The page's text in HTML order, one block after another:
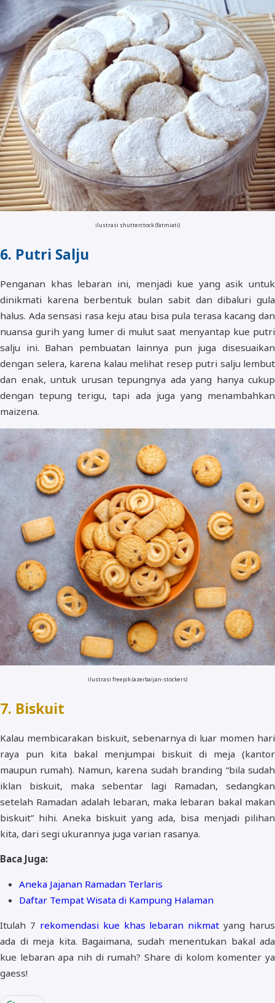
ilustrasi shutterctock (fatmiati)
6. Putri Salju
Penganan khas lebaran ini, menjadi kue yang asik untuk
dinikmati karena berbentuk bulan sabit dan dibaluri gula
halus. Ada sensasi rasa keju atau bisa pula terasa kacang dan
nuansa gurih yang lumer di mulut saat menyantap kue putri
salju ini. Bahan pembuatan lainnya pun juga disesuaikan
dengan selera, karena kalau melihat resep putri salju lembut
dan enak, untuk urusan tepungnya ada yang hanya cukup
dengan tepung terigu, tapi ada juga yang menambahkan
maizena.
ilustrasi freepik (azerbaijan-stockers)
7. Biskuit
Kalau membicarakan biskuit, sebenarnya di luar momen hari
raya pun kita bakal menjumpai biskuit di meja (kantor
maupun rumah). Namun, karena sudah branding “bila sudah
iklan biskuit, maka sebentar lagi Ramadan, sedangkan
setelah Ramadan adalah lebaran, maka lebaran bakal makan
biskuit” hihi. Aneka biskuit yang ada, bisa menjadi pilihan
kita, dari segi ukurannya juga varian rasanya.
Baca Juga:
Aneka Jajanan Ramadan Terlaris
Daftar Tempat Wisata di Kampung Halaman
Itulah 7 rekomendasi kue khas lebaran nikmat yang harus
ada di meja kita. Bagaimana, sudah menentukan bakal ada
kue lebaran apa nih di rumah? Share di kolom komenter ya
gaess!